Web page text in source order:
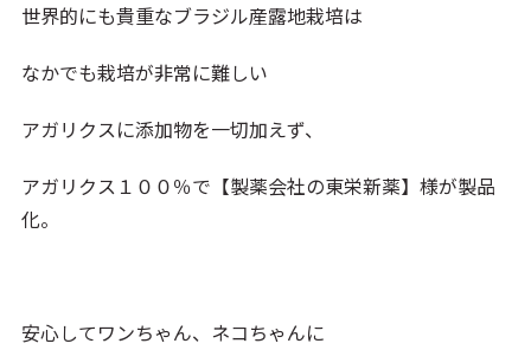
世界的にも貴重なブラジル産露地栽培は
なかでも栽培が非常に難しい
アガリクスに添加物を一切加えず、
アガリクス１００％で【製薬会社の東栄新薬】様が製品
化。
安心してワンちゃん、ネコちゃんに